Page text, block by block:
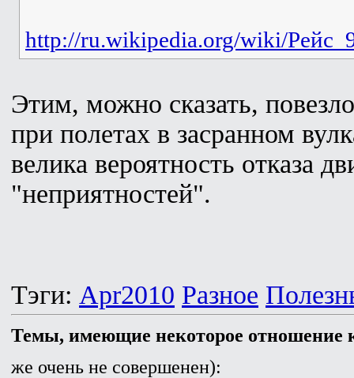
http://ru.wikipedia.org/wiki/
Этим, можно сказать,
при полетах в засранном
велика вероятность отказа
"неприятностей".
Тэги: Apr2010 Разное
Темы, имеющие некоторое отношение
же очень не совершенен):